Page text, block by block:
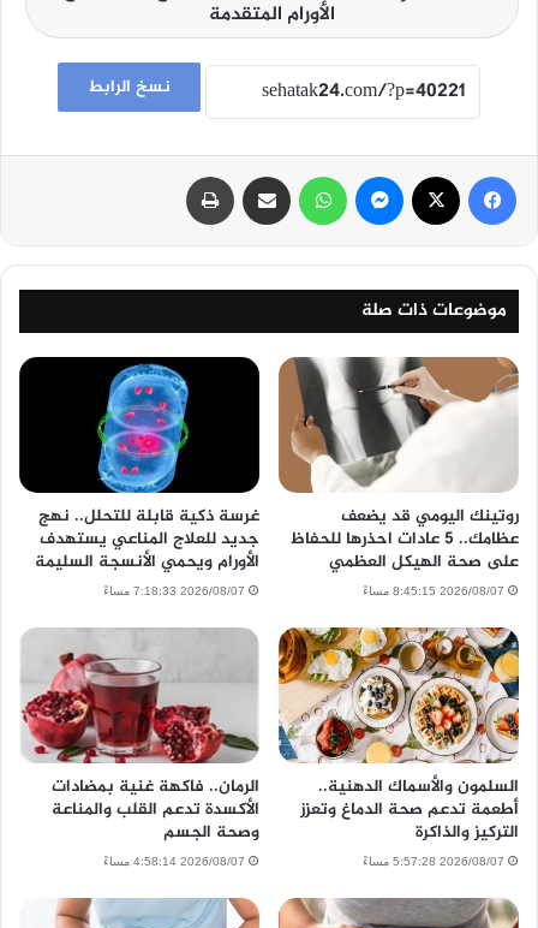
الأورام المتقدمة
نسخ الرابط
فيسبوك ماسنجر واتساب مشاركة عبر البريد
موضوعات ذات صلة
روتينك اليومي قد يضعف
عظامك.. 5 عادات احذرها للحفاظ
على صحة الهيكل العظمي
2026/08/07 8:45:15 مساءً
غرسة ذكية قابلة للتحلل.. نهج
جديد للعلاج المناعي يستهدف
الأورام ويحمي الأنسجة السليمة
2026/08/07 7:18:33 مساءً
السلمون والأسماك الدهنية..
أطعمة تدعم صحة الدماغ وتعزز
التركيز والذاكرة
2026/08/07 5:57:28 مساءً
الرمان.. فاكهة غنية بمضادات
الأكسدة تدعم القلب والمناعة
وصحة الجسم
2026/08/07 4:58:14 مساءً